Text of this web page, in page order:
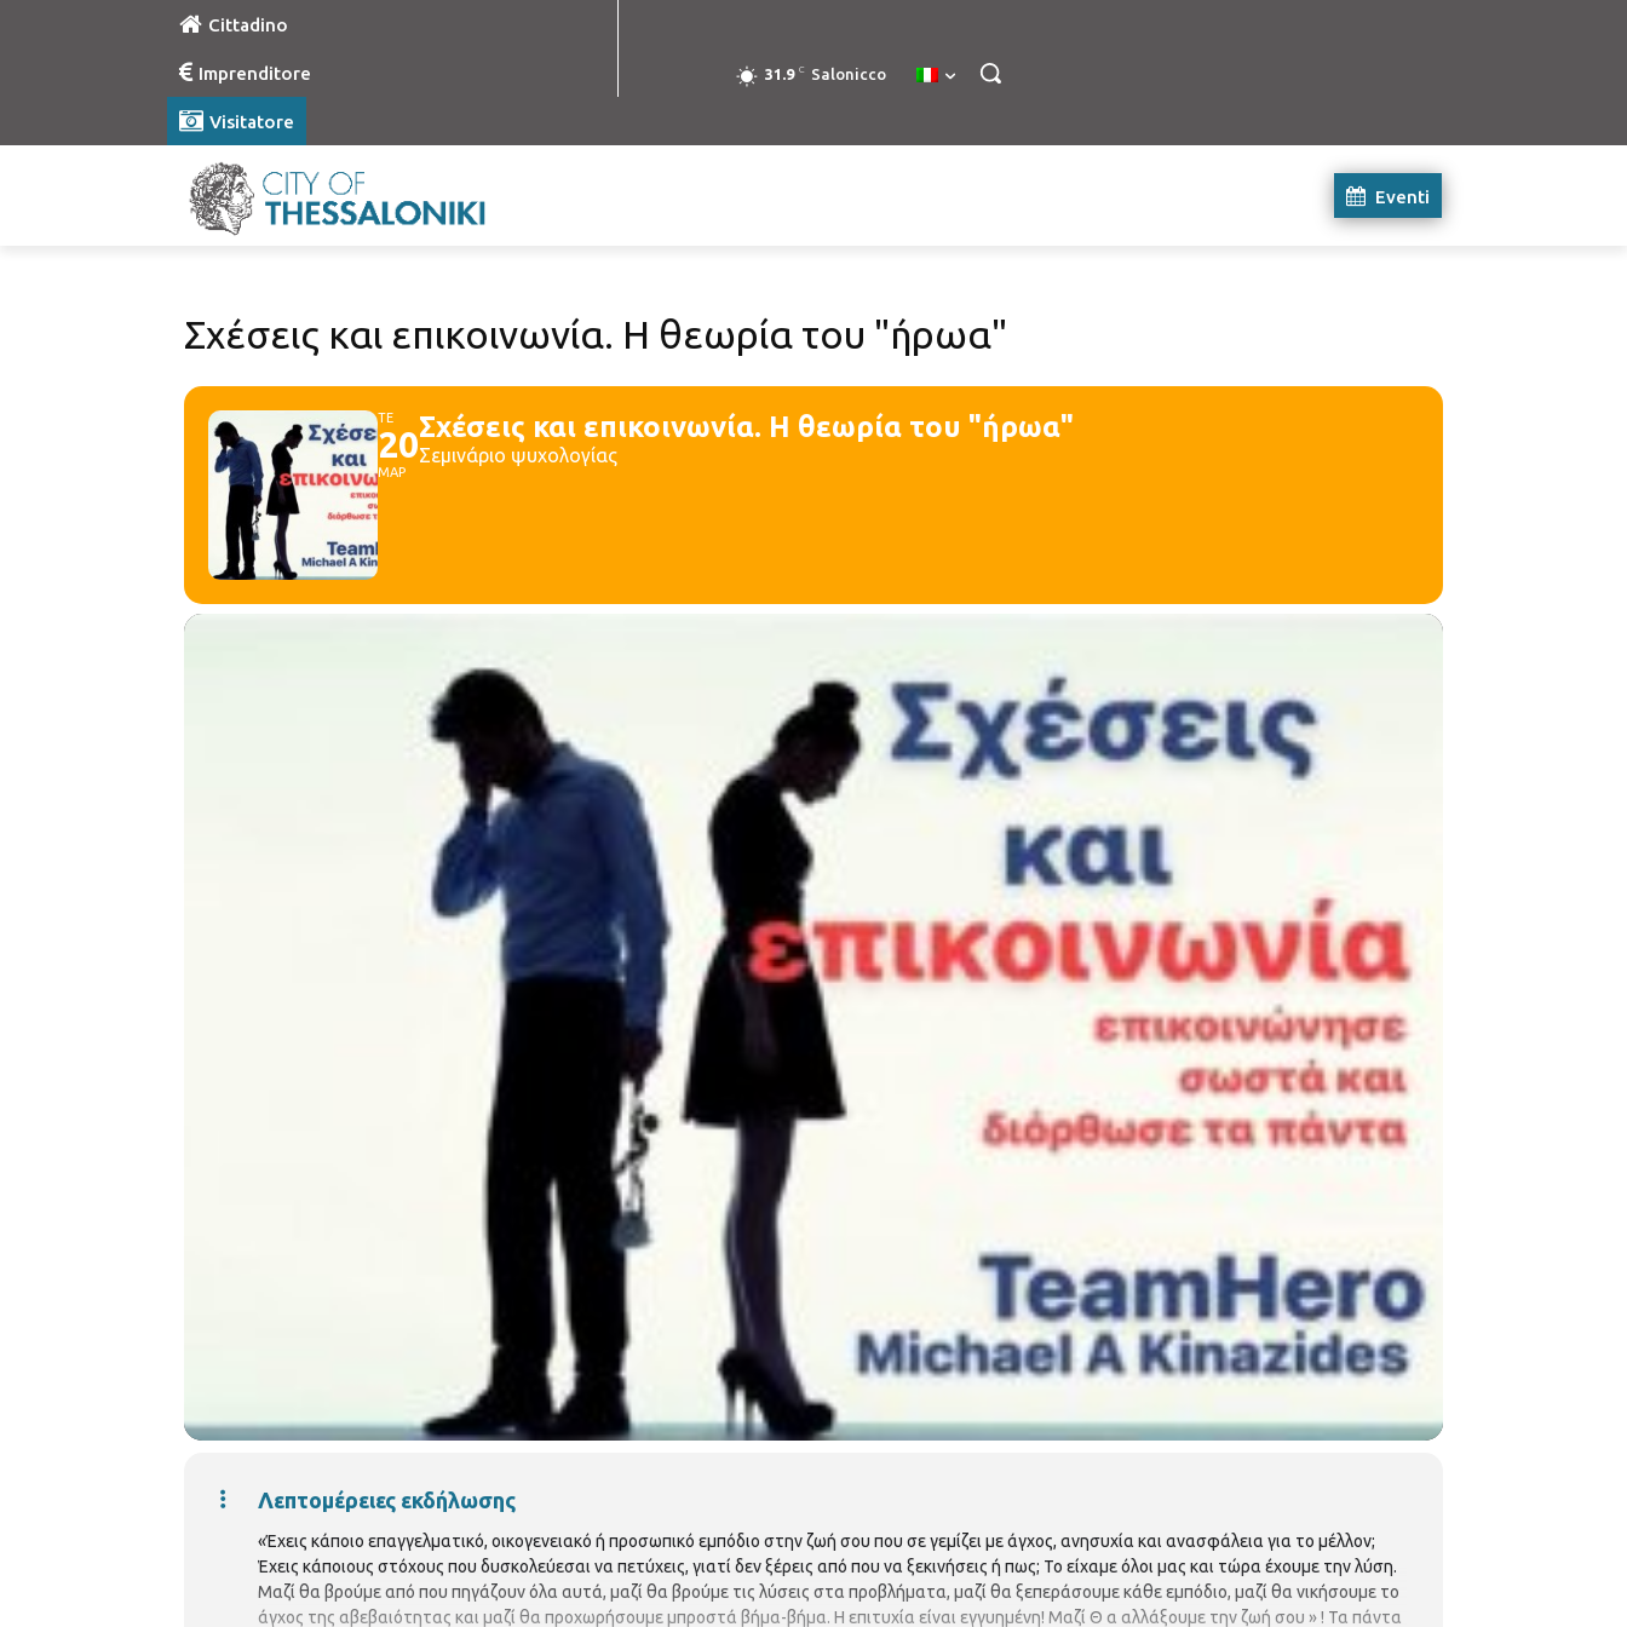
Cittadino
Imprenditore
Visitatore
31.9 C Salonicco
Eventi
Σχέσεις και επικοινωνία. Η θεωρία του "ήρωα"
ΤΕ
20
ΜΑΡ
Σχέσεις και επικοινωνία. Η θεωρία του "ήρωα"
Σεμινάριο ψυχολογίας
Λεπτομέρειες εκδήλωσης
«Έχεις κάποιο επαγγελματικό, οικογενειακό ή προσωπικό εμπόδιο στην ζωή σου που σε γεμίζει με άγχος, ανησυχία και ανασφάλεια για το μέλλον;
Έχεις κάποιους στόχους που δυσκολεύεσαι να πετύχεις, γιατί δεν ξέρεις από που να ξεκινήσεις ή πως; Το είχαμε όλοι μας και τώρα έχουμε την λύση.
Μαζί θα βρούμε από που πηγάζουν όλα αυτά, μαζί θα βρούμε τις λύσεις στα προβλήματα, μαζί θα ξεπεράσουμε κάθε εμπόδιο, μαζί θα νικήσουμε το
άγχος της αβεβαιότητας και μαζί θα προχωρήσουμε μπροστά βήμα-βήμα. Η επιτυχία είναι εγγυημένη! Μαζί Θ α αλλάξουμε την ζωή σου » ! Τα πάντα